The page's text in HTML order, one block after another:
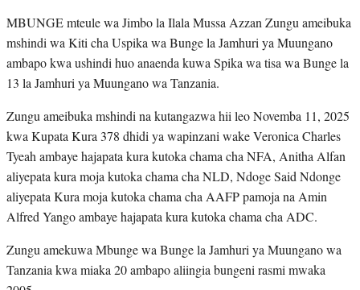
MBUNGE mteule wa Jimbo la Ilala Mussa Azzan Zungu ameibuka
mshindi wa Kiti cha Uspika wa Bunge la Jamhuri ya Muungano
ambapo kwa ushindi huo anaenda kuwa Spika wa tisa wa Bunge la
13 la Jamhuri ya Muungano wa Tanzania.
Zungu ameibuka mshindi na kutangazwa hii leo Novemba 11, 2025
kwa Kupata Kura 378 dhidi ya wapinzani wake Veronica Charles
Tyeah ambaye hajapata kura kutoka chama cha NFA, Anitha Alfan
aliyepata kura moja kutoka chama cha NLD, Ndoge Said Ndonge
aliyepata Kura moja kutoka chama cha AAFP pamoja na Amin
Alfred Yango ambaye hajapata kura kutoka chama cha ADC.
Zungu amekuwa Mbunge wa Bunge la Jamhuri ya Muungano wa
Tanzania kwa miaka 20 ambapo aliingia bungeni rasmi mwaka